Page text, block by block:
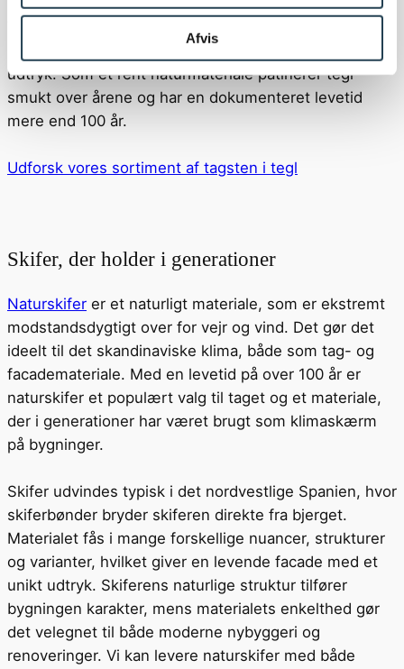
Afvis
udtryk. Som et rent naturmateriale patinerer tegl
smukt over årene og har en dokumenteret levetid
mere end 100 år.
Udforsk vores sortiment af tagsten i tegl
Skifer, der holder i generationer
Naturskifer er et naturligt materiale, som er ekstremt
modstandsdygtigt over for vejr og vind. Det gør det
ideelt til det skandinaviske klima, både som tag- og
facademateriale. Med en levetid på over 100 år er
naturskifer et populært valg til taget og et materiale,
der i generationer har været brugt som klimaskærm
på bygninger.
Skifer udvindes typisk i det nordvestlige Spanien, hvor
skiferbønder bryder skiferen direkte fra bjerget.
Materialet fås i mange forskellige nuancer, strukturer
og varianter, hvilket giver en levende facade med et
unikt udtryk. Skiferens naturlige struktur tilfører
bygningen karakter, mens materialets enkelthed gør
det velegnet til både moderne nybyggeri og
renoveringer. Vi kan levere naturskifer med både